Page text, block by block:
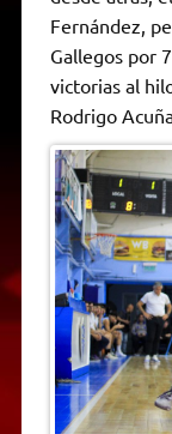
p
p
a
m
r
o
k
Fernández,
Gallegos por
victorias al
Rodrigo